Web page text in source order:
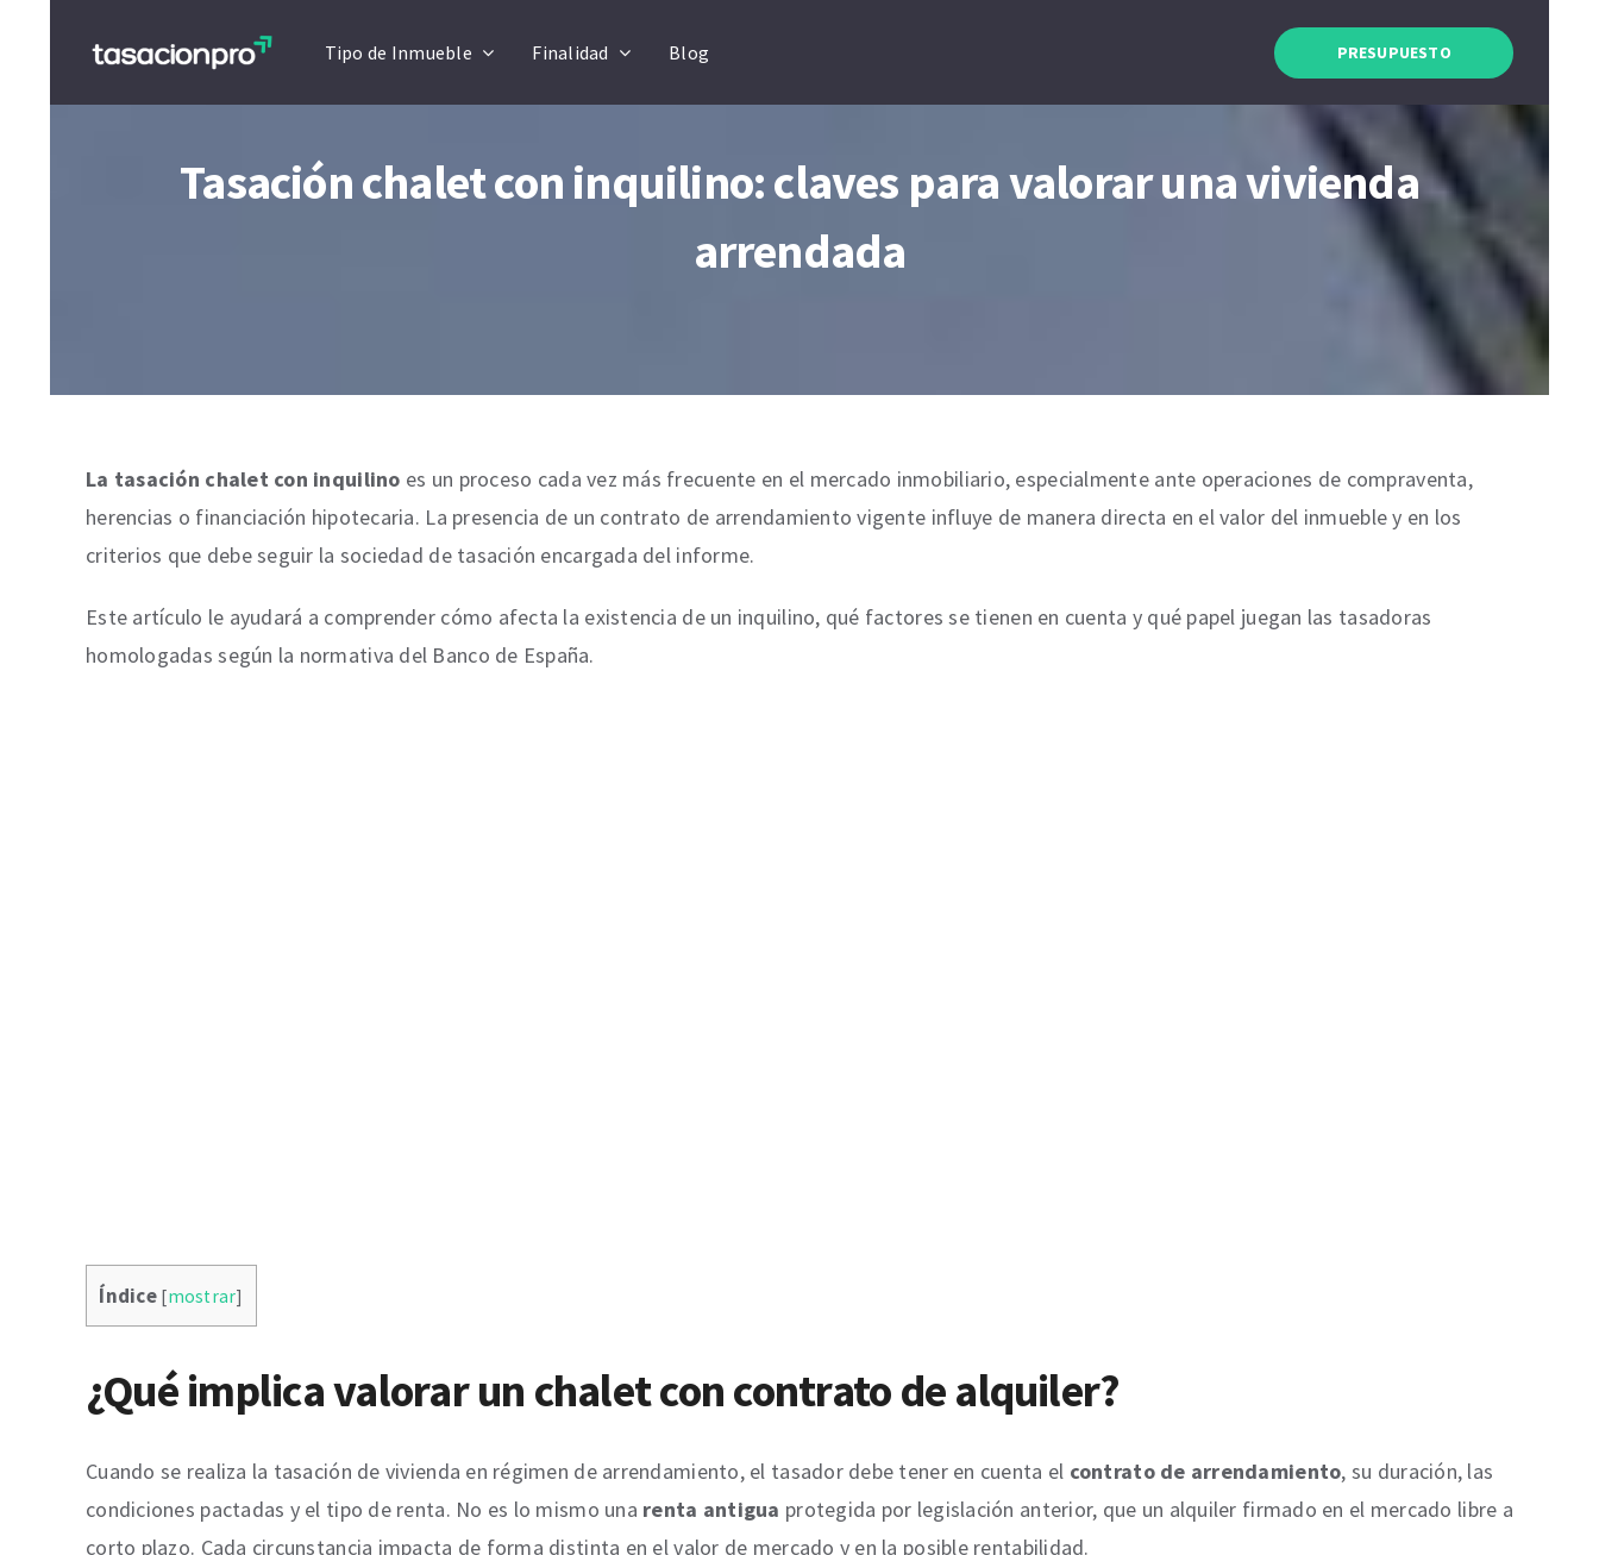
Tipo de Inmueble Finalidad Blog PRESUPUESTO
Tasación chalet con inquilino: claves para valorar una vivienda
arrendada
La tasación chalet con inquilino es un proceso cada vez más frecuente en el mercado inmobiliario, especialmente ante operaciones de compraventa,
herencias o financiación hipotecaria. La presencia de un contrato de arrendamiento vigente influye de manera directa en el valor del inmueble y en los
criterios que debe seguir la sociedad de tasación encargada del informe.
Este artículo le ayudará a comprender cómo afecta la existencia de un inquilino, qué factores se tienen en cuenta y qué papel juegan las tasadoras
homologadas según la normativa del Banco de España.
Índice [mostrar]
¿Qué implica valorar un chalet con contrato de alquiler?
Cuando se realiza la tasación de vivienda en régimen de arrendamiento, el tasador debe tener en cuenta el contrato de arrendamiento, su duración, las
condiciones pactadas y el tipo de renta. No es lo mismo una renta antigua protegida por legislación anterior, que un alquiler firmado en el mercado libre a
corto plazo. Cada circunstancia impacta de forma distinta en el valor de mercado y en la posible rentabilidad.